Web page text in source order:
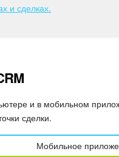
и сделках.
и в мобильном
сделки.
Мобильное